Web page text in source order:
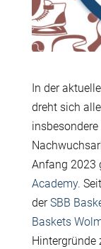
In der
dreht sich
Anfang 2023
Academy.
derSBB
Baskets
Hintergründe